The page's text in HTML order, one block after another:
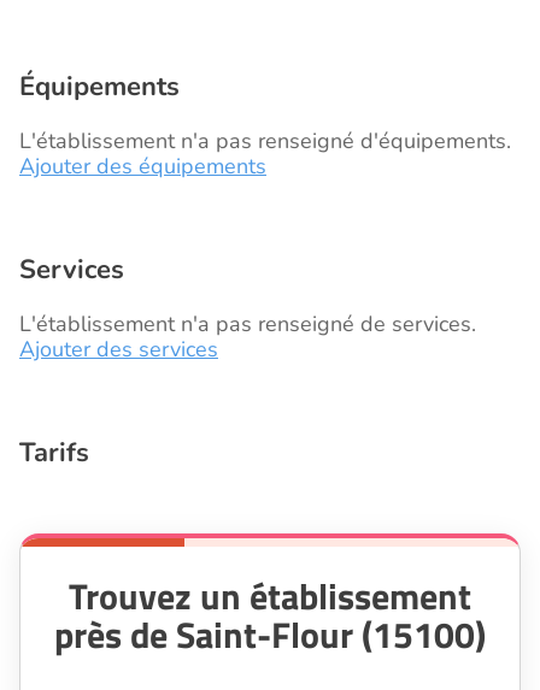
Équipements
L'établissement n'a pas renseigné d'équipements.
Ajouter des équipements
Services
L'établissement n'a pas renseigné de services.
Ajouter des services
Tarifs
Trouvez un établissement
près de Saint-Flour (15100)